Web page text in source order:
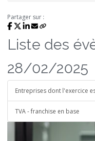
Partager sur :
Liste des
28/02/2025
Entreprises dont l'exercice
TVA - franchise en base